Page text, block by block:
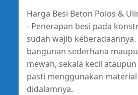
Harga Besi Beton Polos &
- Penerapan besi pada
sudah wajib keberadaannya.
bangunan sederhana
mewah, sekala kecil ataupun
pasti menggunakan
didalamnya.